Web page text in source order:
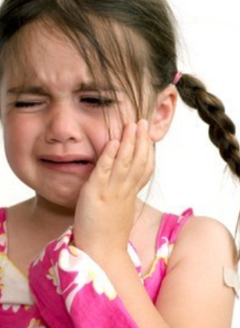
> DE 46 À 60 >
46. Pédopornographie : Grand coup
47. Livre LezAPe : La face cachée...